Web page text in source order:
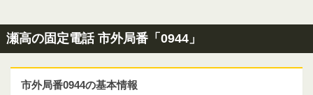
瀬高の固定電話 市外局番「0944」
市外局番0944の基本情報